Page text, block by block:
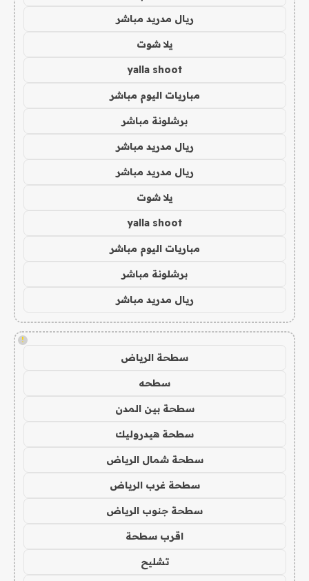
ريال مدريد مباشر
يلا شوت
yalla shoot
مباريات اليوم مباشر
برشلونة مباشر
ريال مدريد مباشر
ريال مدريد مباشر
يلا شوت
yalla shoot
مباريات اليوم مباشر
برشلونة مباشر
ريال مدريد مباشر
!
سطحة الرياض
سطحه
سطحة بين المدن
سطحة هيدروليك
سطحة شمال الرياض
سطحة غرب الرياض
سطحة جنوب الرياض
اقرب سطحة
تشليح